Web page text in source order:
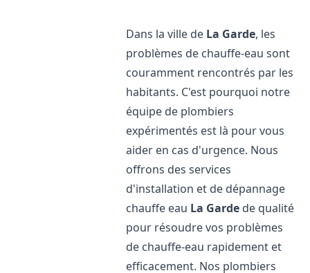
Dans la ville de La Garde, les
problèmes de chauffe-eau sont
couramment rencontrés par les
habitants. C'est pourquoi notre
équipe de plombiers
expérimentés est là pour vous
aider en cas d'urgence. Nous
offrons des services
d'installation et de dépannage
chauffe eau La Garde de qualité
pour résoudre vos problèmes
de chauffe-eau rapidement et
efficacement. Nos plombiers